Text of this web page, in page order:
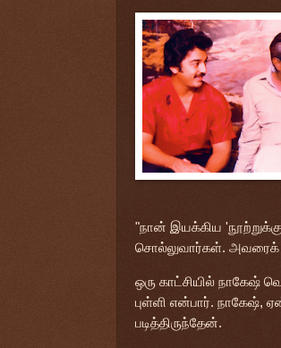
"நான் இயக்கிய
சொல்லுவார்கள். அவரைக்
ஒரு காட்சியில் நாகேஷ்
புள்ளி என்பார்.
படித்திருந்தேன்.